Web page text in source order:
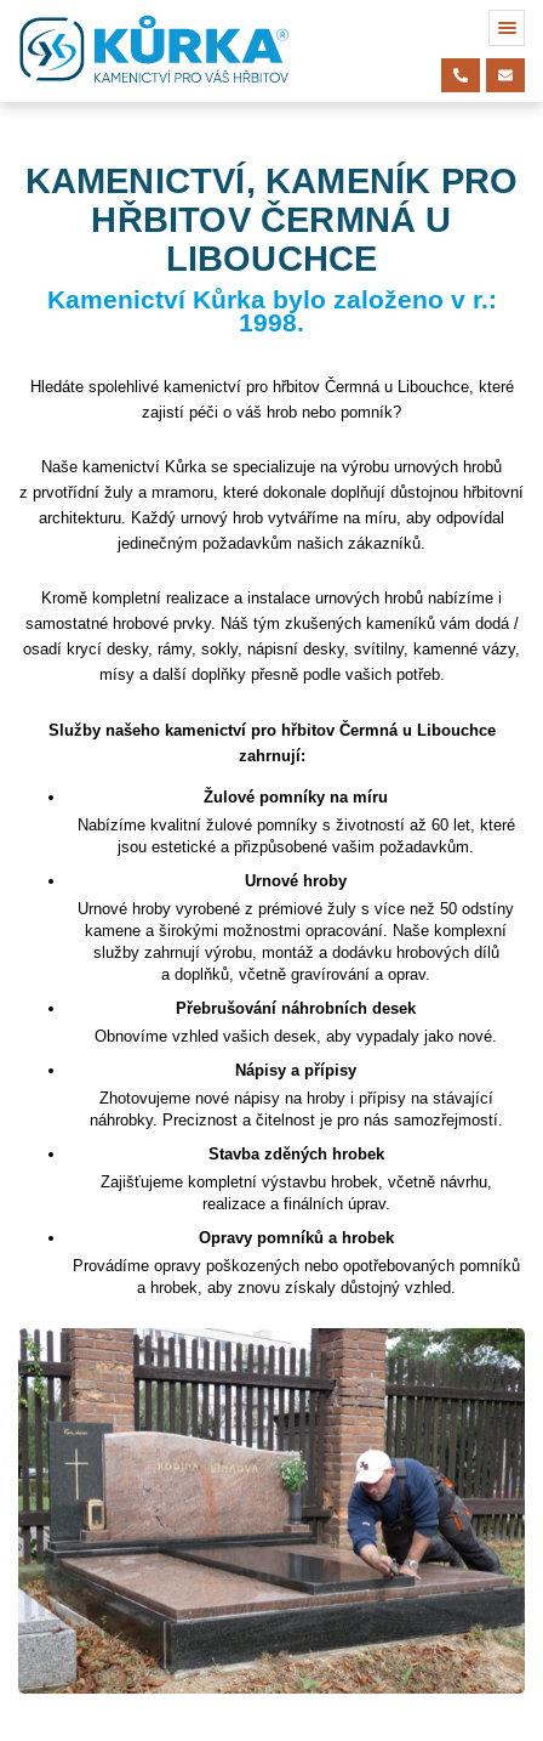
KAMENICTVÍ, KAMENÍK PRO
HŘBITOV ČERMNÁ U
LIBOUCHCE
Kamenictví Kůrka bylo založeno v r.:
1998.
Hledáte spolehlivé kamenictví pro hřbitov Čermná u Libouchce, které
zajistí péči o váš hrob nebo pomník?
Naše kamenictví Kůrka se specializuje na výrobu urnových hrobů
z prvotřídní žuly a mramoru, které dokonale doplňují důstojnou hřbitovní
architekturu. Každý urnový hrob vytváříme na míru, aby odpovídal
jedinečným požadavkům našich zákazníků.
Kromě kompletní realizace a instalace urnových hrobů nabízíme i
samostatné hrobové prvky. Náš tým zkušených kameníků vám dodá /
osadí krycí desky, rámy, sokly, nápisní desky, svítilny, kamenné vázy,
mísy a další doplňky přesně podle vašich potřeb.
Služby našeho kamenictví pro hřbitov Čermná u Libouchce
zahrnují:
Žulové pomníky na míru
Nabízíme kvalitní žulové pomníky s životností až 60 let, které
jsou estetické a přizpůsobené vašim požadavkům.
Urnové hroby
Urnové hroby vyrobené z prémiové žuly s více než 50 odstíny
kamene a širokými možnostmi opracování. Naše komplexní
služby zahrnují výrobu, montáž a dodávku hrobových dílů
a doplňků, včetně gravírování a oprav.
Přebrušování náhrobních desek
Obnovíme vzhled vašich desek, aby vypadaly jako nové.
Nápisy a přípisy
Zhotovujeme nové nápisy na hroby i přípisy na stávající
náhrobky. Preciznost a čitelnost je pro nás samozřejmostí.
Stavba zděných hrobek
Zajišťujeme kompletní výstavbu hrobek, včetně návrhu,
realizace a finálních úprav.
Opravy pomníků a hrobek
Provádíme opravy poškozených nebo opotřebovaných pomníků
a hrobek, aby znovu získaly důstojný vzhled.